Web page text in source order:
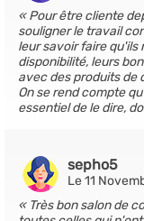
Pour être cliente
souligner le travail
leur savoir faire qu'ils
disponibilité, leurs
avec des produits de
On se rend compte
essentiel de le dire,
sepho5
Le 11
Très bon salon de